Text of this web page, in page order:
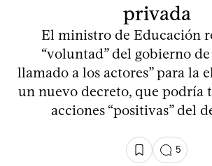
privada
El ministro de Educación
“voluntad” del gobierno de
llamado a los actores” para la
un nuevo decreto, que podría
acciones “positivas” del
5